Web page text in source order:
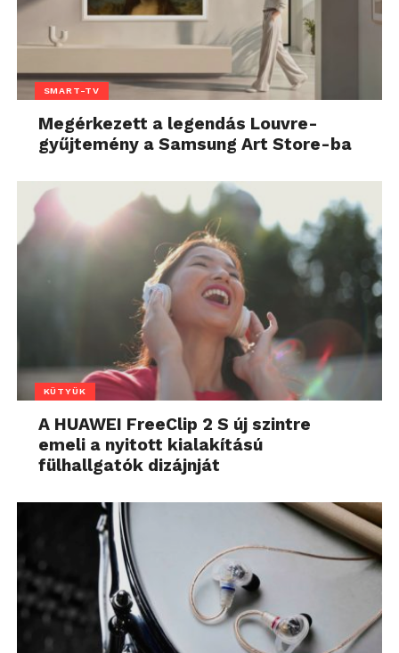
SMART-TV
Megérkezett a legendás Louvre-
gyűjtemény a Samsung Art Store-ba
KÜTYÜK
A HUAWEI FreeClip 2 S új szintre
emeli a nyitott kialakítású
fülhallgatók dizájnját